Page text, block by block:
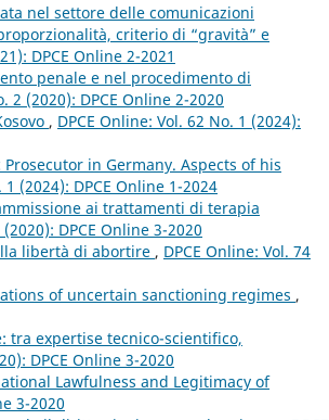
nel settore delle comunicazioni
criterio di “gravità” e
DPCE Online 2-2021
penale e nel procedimento di
2 (2020): DPCE Online 2-2020
, DPCE Online: Vol. 62 No. 1 (2024):
Prosecutor in Germany. Aspects of his
1 (2024): DPCE Online 1-2024
ai trattamenti di terapia
DPCE Online 3-2020
libertà di abortire , DPCE Online: Vol. 74
of uncertain sanctioning regimes ,
tra expertise tecnico-scientifico,
DPCE Online 3-2020
Lawfulness and Legitimacy of
3-2020